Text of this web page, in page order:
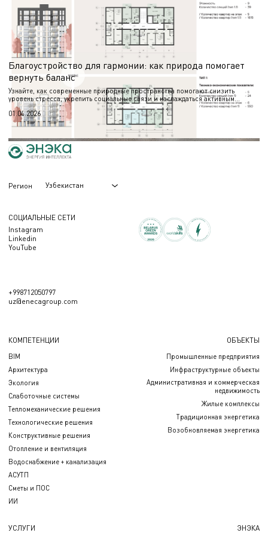
Этап АГО (АГР) предшествует разработке проектной документации и требует
подготовки обоснованных визуальных материалов. В статье — о составе
работ и назначении альбома.
06.05.2026
Благоустройство для гармонии: как природа помогает
вернуть баланс
Узнайте, как современные природные пространства помогают снизить
уровень стресса, укрепить социальные связи и наслаждаться активным
отдыхом круглый год.
01.04.2026
Регион Узбекистан
СОЦИАЛЬНЫЕ СЕТИ
Instagram
Linkedin
YouTube
+998712050797
uz@enecagroup.com
КОМПЕТЕНЦИИ
BIM
Архитектура
Экология
Слаботочные системы
Тепломеханические решения
Технологические решения
Конструктивные решения
Отопление и вентиляция
Водоснабжение + канализация
АСУТП
Сметы и ПОС
ИИ
ОБЪЕКТЫ
Промышленные предприятия
Инфраструктурные объекты
Административная и коммерческая
недвижимость
Жилые комплексы
Традиционная энергетика
Возобновляемая энергетика
УСЛУГИ ЭНЭКА